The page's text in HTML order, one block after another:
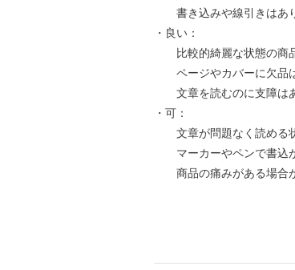
書き込みや線引きはあり
・良い：
比較的綺麗な状態の商品
ページやカバーに欠品は
文章を読むのに支障はあ
・可：
文章が問題なく読める状
マーカーやペンで書込が
商品の痛みがある場合が